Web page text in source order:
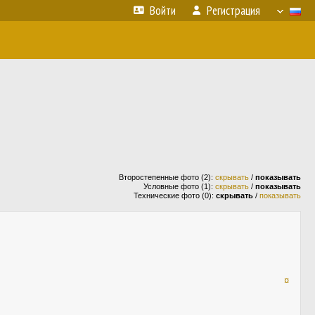
Войти Регистрация
Второстепенные фото (2): скрывать / показывать
Условные фото (1): скрывать / показывать
Технические фото (0): скрывать / показывать
¤